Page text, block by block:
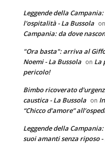
Leggende della
l'ospitalità - La Bussola on
Campania: da dove
"Ora basta": arriva al
Noemi - La Bussola on La
pericolo!
Bimbo ricoverato
caustica - La Bussola on
“Chicco d’amore”
Leggende della
suoi amanti senza riposo -